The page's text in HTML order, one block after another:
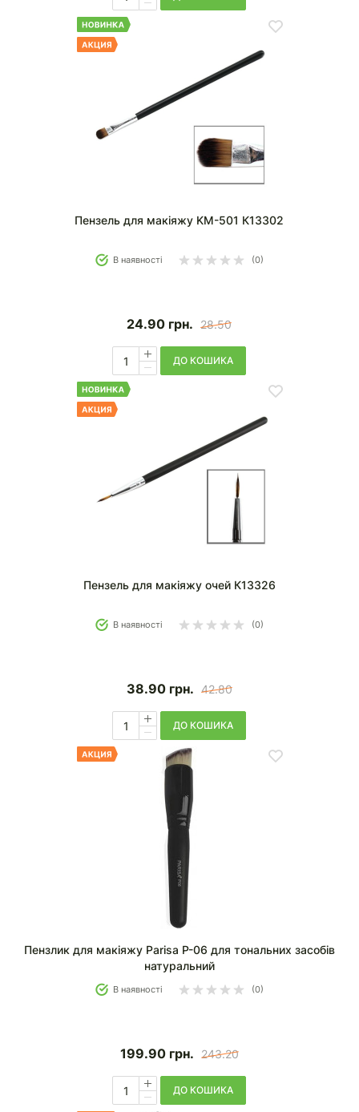
Пензель для макіяжу KM-501 К13302
В наявності (0)
24.90 грн. 28.50
ДО КОШИКА
Пензель для макіяжу очей К13326
В наявності (0)
38.90 грн. 42.80
ДО КОШИКА
Пензлик для макіяжу Parisa P-06 для тональних засобів
натуральний
В наявності (0)
199.90 грн. 243.20
ДО КОШИКА